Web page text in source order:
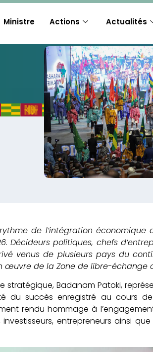
Ministre Actions Actualités
de l’intégration économique
Décideurs politiques, chefs
venus de plusieurs pays du
de la Zone de libre-échange
stratégique, Badanam Patoki,
du succès enregistré au cours
rendu hommage à
entrepreneurs ainsi